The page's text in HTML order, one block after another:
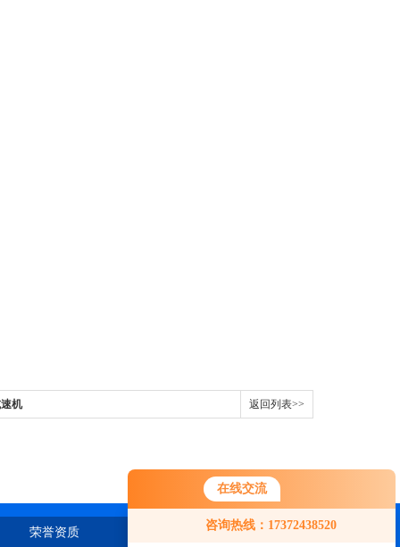
在线交流
咨询热线：17372438520
机 返回列表>>
荣誉资质 联系我们